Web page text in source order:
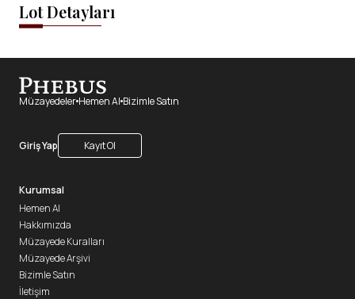
Lot Detayları
Müzayedeler Hemen Al Bizimle Satın
Giriş Yap Kayıt Ol
Kurumsal
Hemen Al
Hakkımızda
Müzayede Kuralları
Müzayede Arşivi
Bizimle Satın
İletişim